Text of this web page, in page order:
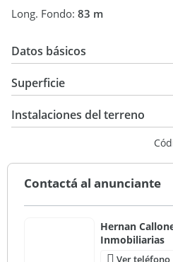
Long. Fondo: 83 m
Datos básicos
Superficie
Instalaciones del terreno
Contactá al anunciante
Hernan
Inmobiliarias
Ver teléfono